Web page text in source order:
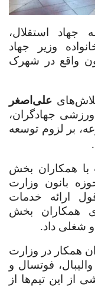
استقلال،
وزیر جهاد
واقع در شهرک
علی‌اصغر
جهادگران،
بر لزوم توسعه
با همکاران بخش
بانون وزارت
ارائه خدمات
همکاران بخش
و شغلی داد.
همکار در وزارت
فوتسال و
از این تیم‌ها از